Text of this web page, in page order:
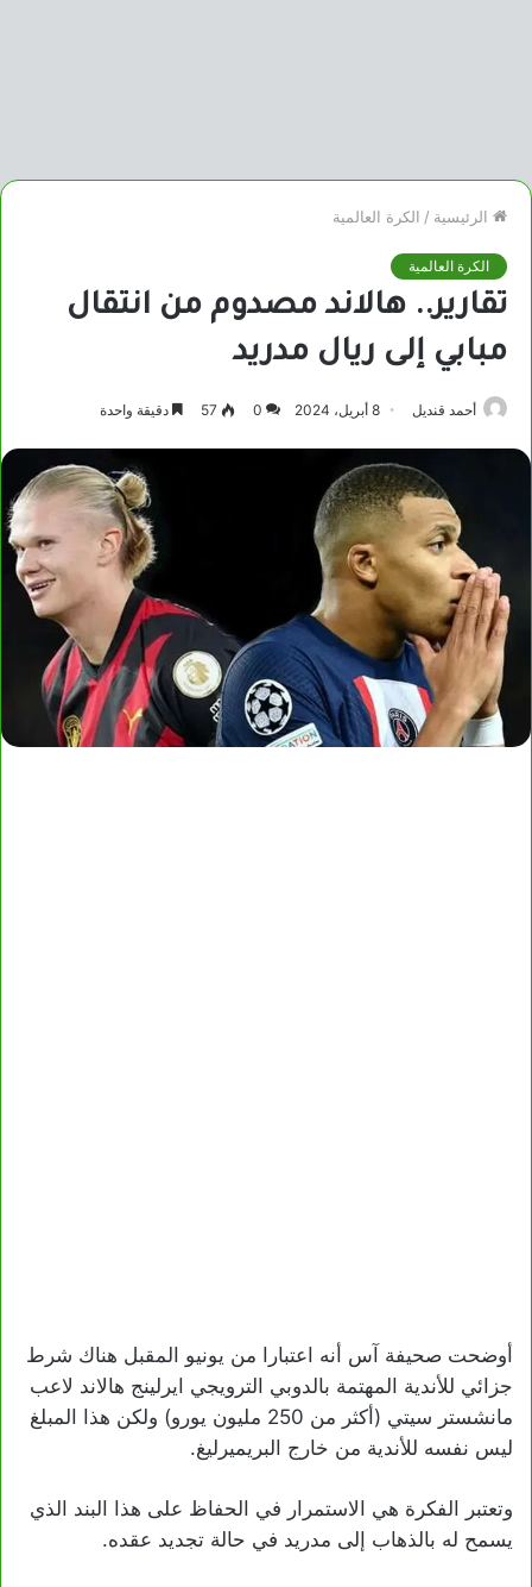
الرئيسية / الكرة العالمية
الكرة العالمية
تقارير.. هالاند مصدوم من انتقال
مبابي إلى ريال مدريد
أحمد قنديل 8 أبريل، 2024 0
57 دقيقة واحدة
أوضحت صحيفة آس أنه اعتبارا من يونيو المقبل هناك شرط
جزائي للأندية المهتمة بالدوبي الترويجي ايرلينج هالاند لاعب
مانشستر سيتي (أكثر من 250 مليون يورو) ولكن هذا المبلغ
ليس نفسه للأندية من خارج البريميرليغ.
وتعتبر الفكرة هي الاستمرار في الحفاظ على هذا البند الذي
يسمح له بالذهاب إلى مدريد في حالة تجديد عقده.